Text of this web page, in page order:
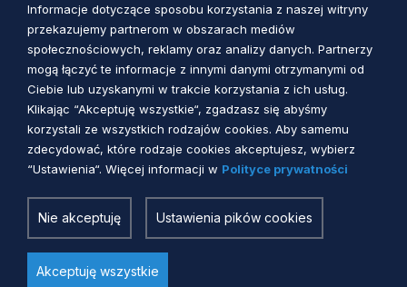
właściwej organizacji – jeśli dotyczy;
potwierdzoną za zgodność z oryginałem kopię
świadectwa szkoły zawierającego wpis o
realizowanym indywidualnym programie lub
toku nauki w roku szkolnym 2015/2016.
Kopie dokumentów załączonych do Wniosku
potwierdza za zgodność z oryginałem
Wnioskodawca (dyrektor szkoły lub jego
zastępca).
Informacje dotyczące sposobu korzystania z naszej witryny
przekazujemy partnerom w obszarach mediów
społecznościowych, reklamy oraz analizy danych. Partnerzy
mogą łączyć te informacje z innymi danymi otrzymanymi od
Ciebie lub uzyskanymi w trakcie korzystania z ich usług.
Klikając “Akceptuję wszystkie“, zgadzasz się abyśmy
korzystali ze wszystkich rodzajów cookies. Aby samemu
zdecydować, które rodzaje cookies akceptujesz, wybierz
“Ustawienia“. Więcej informacji w Polityce prywatności
Nie akceptuję Ustawienia pików cookies
Akceptuję wszystkie